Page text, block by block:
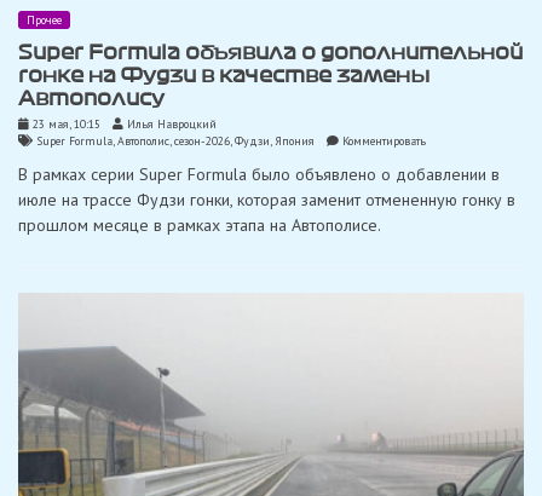
Прочее
Super Formula объявила о дополнительной
гонке на Фудзи в качестве замены
Автополису
23 мая, 10:15
Илья Навроцкий
Super Formula,Автополис,сезон-2026,Фудзи,Япония Комментироватьon
Formula
о
В рамках серии Super Formula было объявлено о добавлении в
июле на трассе Фудзи гонки, которая заменит отмененную гонку в
прошлом месяце в рамках этапа на Автополисе.